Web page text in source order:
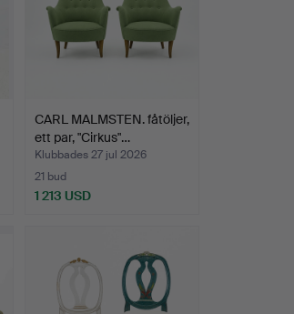
CARL MALMSTEN. fåtöljer,
ett par, "Cirkus"…
Klubbades 27 jul 2026
21 bud
1 213 USD